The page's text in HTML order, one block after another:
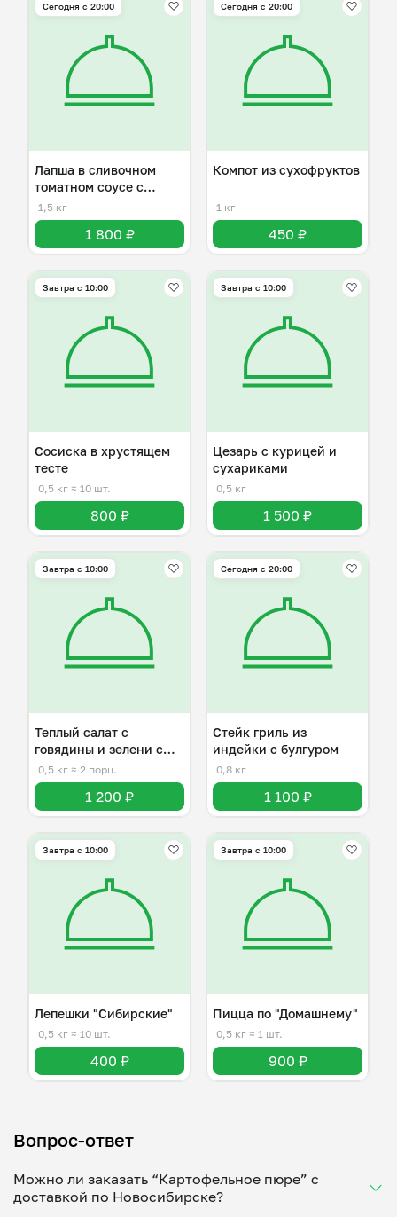
Сегодня с 20:00
Лапша в сливочном
томатном соусе с
курицей
1,5 кг
1 800 ₽
Сегодня с 20:00
Компот из сухофруктов
1 кг
450 ₽
Завтра c 10:00
Сосиска в хрустящем
тесте
0,5 кг ≈ 10 шт.
800 ₽
Завтра c 10:00
Цезарь с курицей и
сухариками
0,5 кг
1 500 ₽
Завтра c 10:00
Теплый салат с
говядины и зелени с
киноа
0,5 кг ≈ 2 порц.
1 200 ₽
Сегодня с 20:00
Стейк гриль из
индейки с булгуром
0,8 кг
1 100 ₽
Завтра c 10:00
Лепешки "Сибирские"
0,5 кг ≈ 10 шт.
400 ₽
Завтра c 10:00
Пицца по "Домашнему"
0,5 кг ≈ 1 шт.
900 ₽
Вопрос-ответ
Можно ли заказать “Картофельное пюре” с
доставкой по Новосибирске?